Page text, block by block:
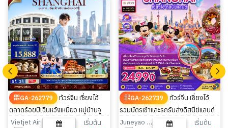
GA-262779
ทัวร์จีน เซี่ยงไฮ้
ตลาดร้อยปีเฉินหวังเหมี่ยว หมู่บ้านจู
เจียเจี่ยว มีฟรีเดย์ 5 วัน 3 คืน
Vietjet Air
เริ่มต้น
GA-262739
ทัวร์จีน เซี่ยงไฮ้
รวมบัตรเข้าและรถรับส่งดิสนีย์แลนด์
ไม่ลงร้าน 5วัน 3คืน
Juneyao Airlines
เริ่มต้น